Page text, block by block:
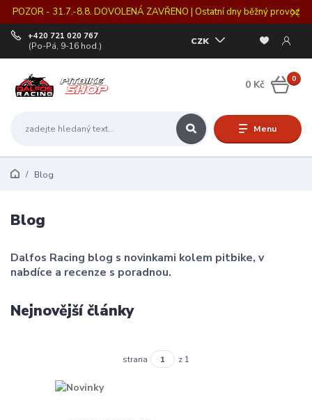
POZOR - 31.7.-8.8. DOVOLENÁ ZAVŘENO | Ostatní dny běžný provoz
Menu
CZK
+420 721 020 767
(Po-Pá, 9-16 hod.)
0
0 Kč
Blog
Blog
Dalfos Racing blog s novinkami kolem pitbike, v
nabdíce a recenze s poradnou.
Nejnovější články
strana z 1